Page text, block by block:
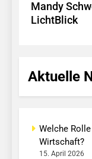
Mandy
LichtBlick
Aktuelle
Welche
Wirtschaft?
15. April 2026